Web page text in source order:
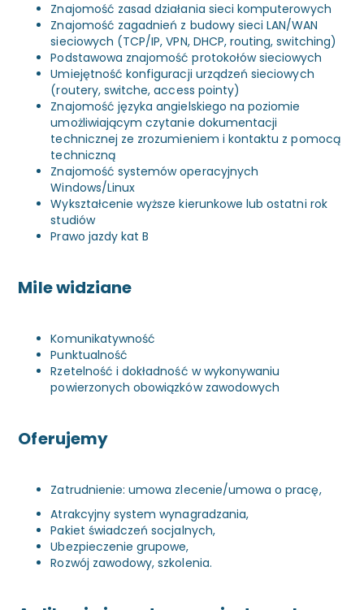
Znajomość zasad działania sieci komputerowych
Znajomość zagadnień z budowy sieci LAN/WAN
sieciowych (TCP/IP, VPN, DHCP, routing, switching)
Podstawowa znajomość protokołów sieciowych
Umiejętność konfiguracji urządzeń sieciowych
(routery, switche, access pointy)
Znajomość języka angielskiego na poziomie
umożliwiającym czytanie dokumentacji
technicznej ze zrozumieniem i kontaktu z pomocą
techniczną
Znajomość systemów operacyjnych
Windows/Linux
Wykształcenie wyższe kierunkowe lub ostatni rok
studiów
Prawo jazdy kat B
Mile widziane
Komunikatywność
Punktualność
Rzetelność i dokładność w wykonywaniu
powierzonych obowiązków zawodowych
Oferujemy
Zatrudnienie: umowa zlecenie/umowa o pracę,
Atrakcyjny system wynagradzania,
Pakiet świadczeń socjalnych,
Ubezpieczenie grupowe,
Rozwój zawodowy, szkolenia.